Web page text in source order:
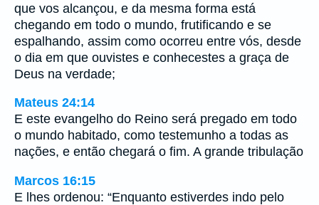
que vos alcançou, e da mesma forma está
chegando em todo o mundo, frutificando e se
espalhando, assim como ocorreu entre vós, desde
o dia em que ouvistes e conhecestes a graça de
Deus na verdade;
Mateus 24:14
E este evangelho do Reino será pregado em todo
o mundo habitado, como testemunho a todas as
nações, e então chegará o fim. A grande tribulação
Marcos 16:15
E lhes ordenou: “Enquanto estiverdes indo pelo